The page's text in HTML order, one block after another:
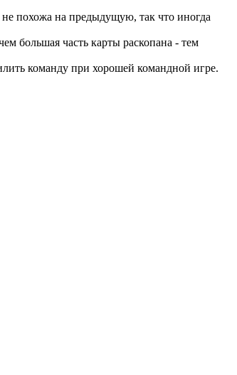
похожа на предыдущую, так что иногда
большая часть карты раскопана - тем
команду при хорошей командной игре.